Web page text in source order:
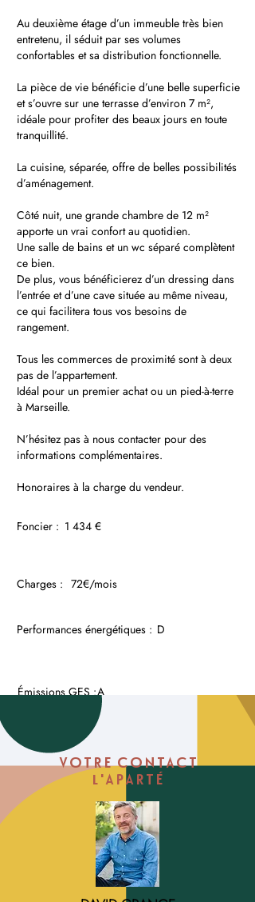
Au deuxième étage d’un immeuble très bien
entretenu, il séduit par ses volumes
confortables et sa distribution fonctionnelle.
La pièce de vie bénéficie d’une belle superficie
et s’ouvre sur une terrasse d’environ 7 m²,
idéale pour profiter des beaux jours en toute
tranquillité.
La cuisine, séparée, offre de belles possibilités
d’aménagement.
Côté nuit, une grande chambre de 12 m²
apporte un vrai confort au quotidien.
Une salle de bains et un wc séparé complètent
ce bien.
De plus, vous bénéficierez d’un dressing dans
l’entrée et d’une cave située au même niveau,
ce qui facilitera tous vos besoins de
rangement.
Tous les commerces de proximité sont à deux
pas de l’appartement.
Idéal pour un premier achat ou un pied-à-terre
à Marseille.
N’hésitez pas à nous contacter pour des
informations complémentaires.
Honoraires à la charge du vendeur.
Foncier : 1 434 €
Charges : 72€/mois
Performances énergétiques : D
Émissions GES :A
VOTRE CONTACT
l'APARTÉ